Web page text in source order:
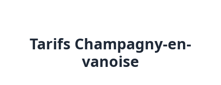
Tarifs Champagny-en-
vanoise